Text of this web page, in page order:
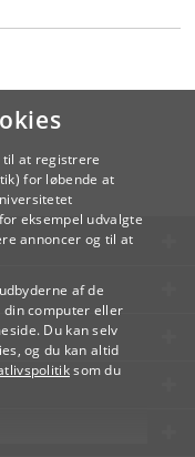
at registrere
for løbende at
eksempel udvalgte
annoncer og til at
af de
din computer eller
Du kan selv
og du kan altid
som du